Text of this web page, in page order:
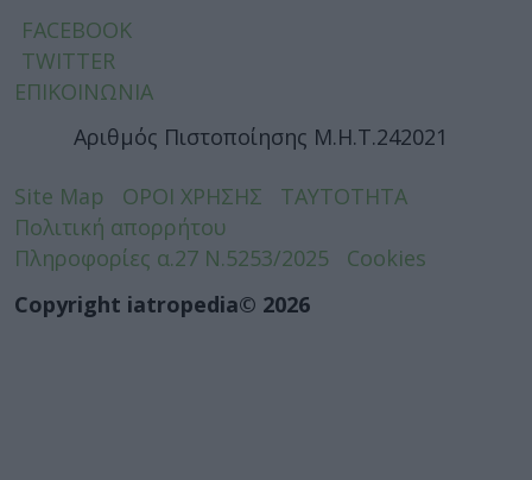
FACEBOOK
TWITTER
ΕΠΙΚΟΙΝΩΝΙΑ
Αριθμός Πιστοποίησης Μ.Η.Τ.242021
Site Map ΟΡΟΙ ΧΡΗΣΗΣ
ΤΑΥΤΟΤΗΤΑ
Πολιτική απορρήτου
Πληροφορίες α.27 Ν.5253/2025
Cookies
Copyright iatropedia© 2026